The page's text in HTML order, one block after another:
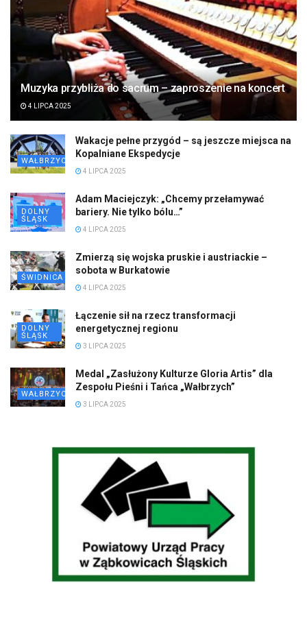
Muzyka przybliża do sacrum – zaproszenie na koncert
4 LIPCA 2025
WAŁBRZYCH
Wakacje pełne przygód – są jeszcze miejsca na
Kopalniane Ekspedycje
4 LIPCA 2025
DOLNY
ŚLĄSK
Adam Maciejczyk: „Chcemy przełamywać
bariery. Nie tylko bólu…”
4 LIPCA 2025
ŚWIDNICA
Zmierzą się wojska pruskie i austriackie –
sobota w Burkatowie
4 LIPCA 2025
DOLNY
ŚLĄSK
Łączenie sił na rzecz transformacji
energetycznej regionu
3 LIPCA 2025
WAŁBRZYCH
Medal „Zasłużony Kulturze Gloria Artis” dla
Zespołu Pieśni i Tańca „Wałbrzych”
3 LIPCA 2025